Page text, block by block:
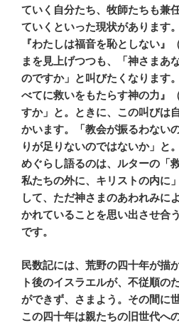
ていく自分たち、牧師たちも兼
ていくといった現状があります
『わたしは福音を恥としない』
まを見上げつつも、「神さまあ
のですか」と叫びたくなります
べてに救いをもたらす神の力』
すか」と。ときに、この叫びは
かいます。「教会が振るわない
りが足りないのではないか」と
めぐらし語るのは、ルターの「
私たちの外に、キリストの内に
して、ただ神さまのあわれみに
かれていることを思い出させ合
です。
民数記には、荒野の四十年が描
ト後のイスラエルが、不従順の
ができず、さまよう。その間に
この四十年は親たちの旧世代へ